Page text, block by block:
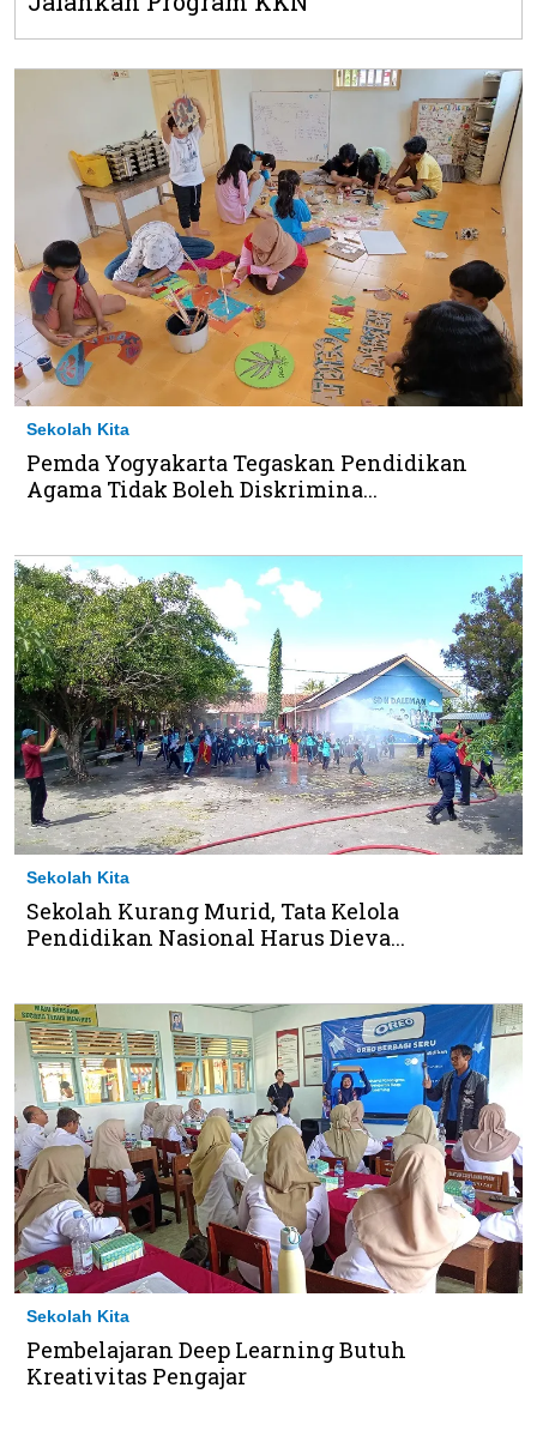
Sekolah Kita
Pemda Yogyakarta Tegaskan Pendidikan
Agama Tidak Boleh Diskrimina...
Sekolah Kita
Sekolah Kurang Murid, Tata Kelola
Pendidikan Nasional Harus Dieva...
Sekolah Kita
Pembelajaran Deep Learning Butuh
Kreativitas Pengajar